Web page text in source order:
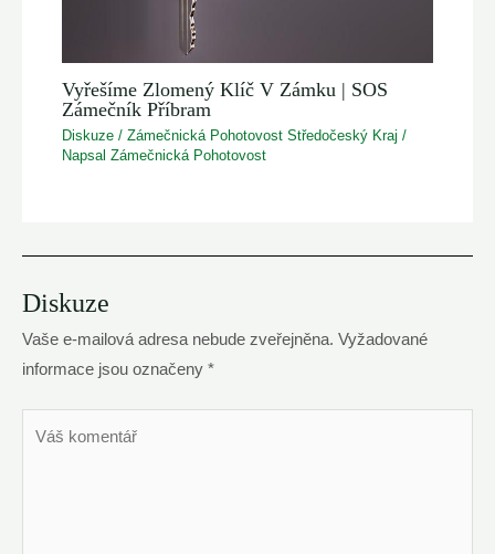
Vyřešíme Zlomený Klíč V Zámku | SOS
Zámečník Příbram
Diskuze /Zámečnická Pohotovost Středočeský Kraj /
NapsalZámečnická Pohotovost
Diskuze
Vaše e-mailová adresa nebude zveřejněna. Vyžadované
informace jsou označeny *